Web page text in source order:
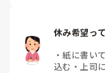
休み希望っ
・紙に書い
込む ・ 上司